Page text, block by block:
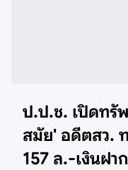
ป.ป.ช. เปิดทรั
สมัย' อดีตสว.
157 ล.-เงินฝ